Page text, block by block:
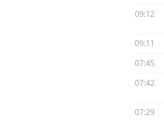
09:12
09:11
07:45
07:42
07:29